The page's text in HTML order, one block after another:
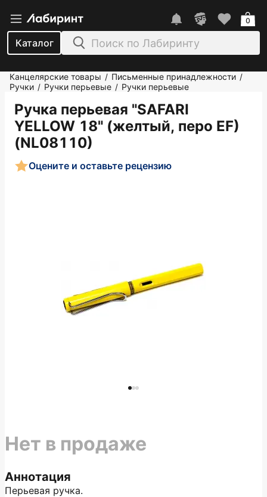
Каталог
0
Канцелярские товары / Письменные принадлежности /
Ручки / Ручки перьевые / Ручки перьевые
Ручка перьевая "SAFARI
YELLOW 18" (желтый, перо EF)
(NL08110)
Оцените и оставьте рецензию
Аннотация
Перьевая ручка.
Нет в продаже